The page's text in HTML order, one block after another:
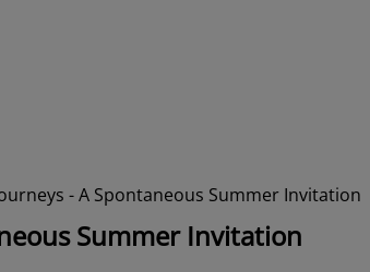
- A Spontaneous Summer Invitation
Summer Invitation